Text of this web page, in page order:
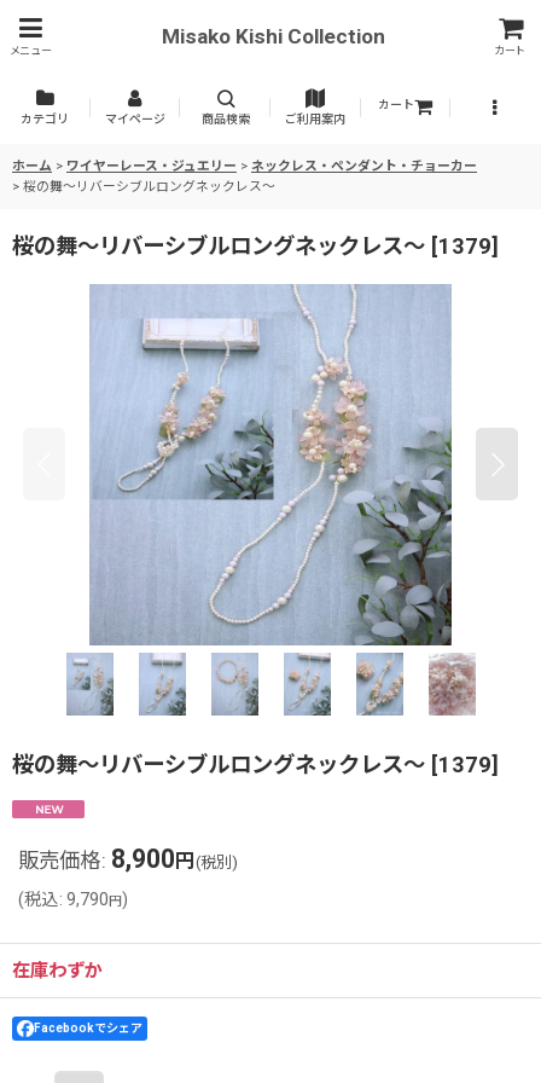
メニュー
Misako Kishi Collection
カート
カテゴリ マイページ 商品検索 ご利用案内
カート
ホーム > ワイヤーレース・ジュエリー > ネックレス・ペンダント・チョーカー
> 桜の舞〜リバーシブルロングネックレス〜
桜の舞〜リバーシブルロングネックレス〜 [1379]
桜の舞〜リバーシブルロングネックレス〜 [1379]
販売価格: 8,900 円 (税別)
(税込: 9,790 円 )
在庫わずか
Facebookでシェア